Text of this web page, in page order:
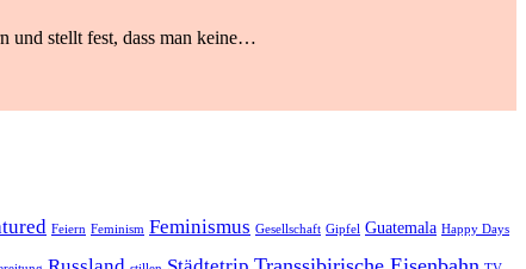
und stellt fest, dass man keine…
Feiern Feminism Feminismus Gesellschaft Gipfel Guatemala Happy Days